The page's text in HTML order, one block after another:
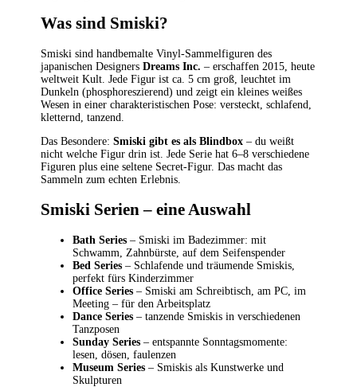
Was sind Smiski?
Smiski sind handbemalte Vinyl-Sammelfiguren des
japanischen DesignersDreams Inc. – erschaffen 2015, heute
weltweit Kult. Jede Figur ist ca. 5 cm groß, leuchtet im
Dunkeln (phosphoreszierend) und zeigt ein kleines weißes
Wesen in einer charakteristischen Pose: versteckt, schlafend,
kletternd, tanzend.
Das Besondere:Smiski gibt es als Blindbox – du weißt
nicht welche Figur drin ist. Jede Serie hat 6–8 verschiedene
Figuren plus eine seltene Secret-Figur. Das macht das
Sammeln zum echten Erlebnis.
Smiski Serien – eine Auswahl
Bath Series – Smiski im Badezimmer: mit
Schwamm, Zahnbürste, auf dem Seifenspender
Bed Series – Schlafende und träumende Smiskis,
perfekt fürs Kinderzimmer
Office Series – Smiski am Schreibtisch, am PC, im
Meeting – für den Arbeitsplatz
Dance Series – tanzende Smiskis in verschiedenen
Tanzposen
Sunday Series – entspannte Sonntagsmomente:
lesen, dösen, faulenzen
Museum Series – Smiskis als Kunstwerke und
Skulpturen